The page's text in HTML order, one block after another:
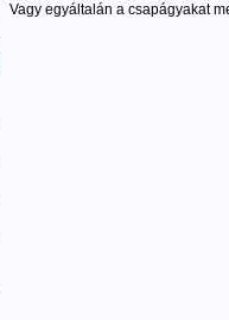
Vagy egyáltalán a csapágyakat